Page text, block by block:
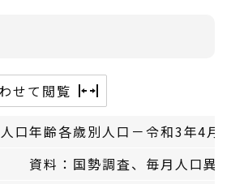
せて閲覧
口年齢各歳別人口－令和3年4
資料：国勢調査、毎月人口異